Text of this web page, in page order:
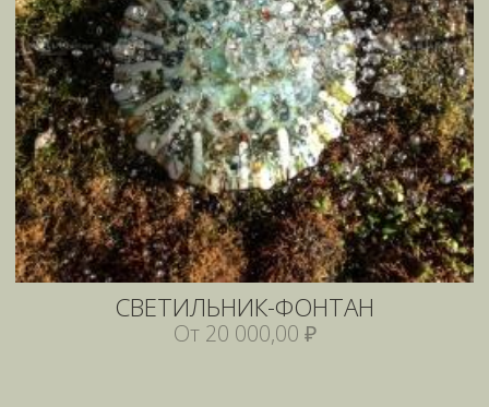
СВЕТИЛЬНИК-ФОНТАН
От 20 000,00 ₽